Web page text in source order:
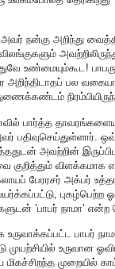
நன்கு அறிந்து
உண்மையும்கூட!
அறிந்திடாதப் பல
பார்த்த
பதிவுசெய்துள்ளார்.
அவற்றின்
விளக்கமாக
பேரரசர் அக்பர்
புகழ்பெற்ற
’பாபர் நாமா’ என்ற
பாபர்
முயற்சியில் உருவான
முறையில்